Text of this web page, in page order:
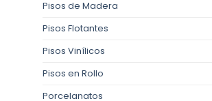
Pisos de Madera
Pisos Flotantes
Pisos Vinílicos
Pisos en Rollo
Porcelanatos